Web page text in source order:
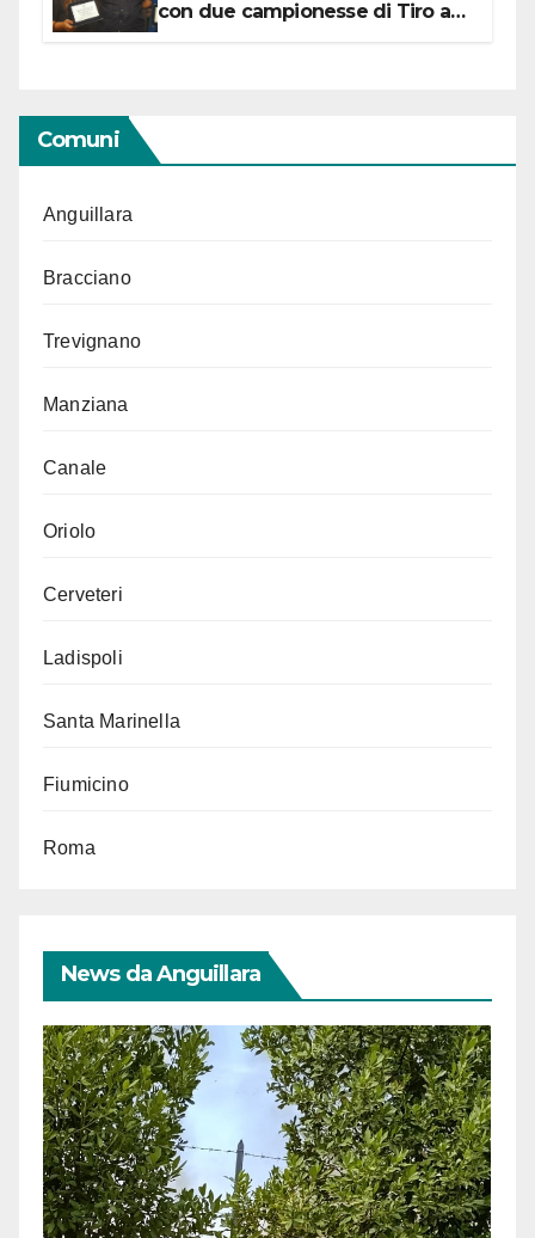
con due campionesse di Tiro a
Comuni
Anguillara
Bracciano
Trevignano
Manziana
Canale
Oriolo
Cerveteri
Ladispoli
Santa Marinella
Fiumicino
Roma
News da Anguillara